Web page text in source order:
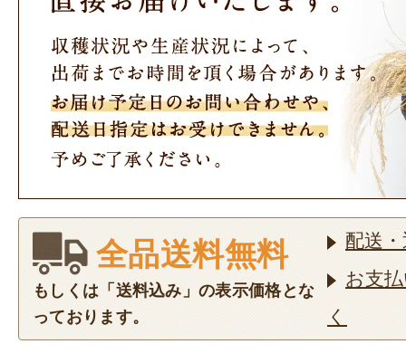
全品送料無料
もしくは「送料込み」の表示価格とな
っております。
配送
お支
く